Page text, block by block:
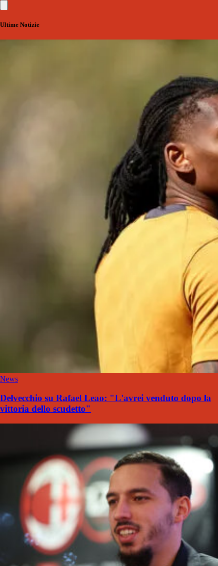
Ultime Notizie
News
Delvecchio su Rafael Leao: "L'avrei venduto dopo la
vittoria dello scudetto"